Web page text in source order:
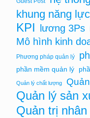
khung năng lực
KPI lương 3Ps
Mô hình kinh
Phương pháp quản lý
phần mềm quản lý
Quản lý chất lượng
Quản lý sản
Quản trị